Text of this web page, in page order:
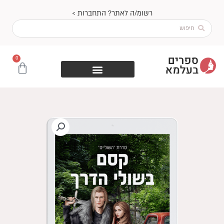
רשומ/ה לאתר? התחברות >
Search
0
עגלת